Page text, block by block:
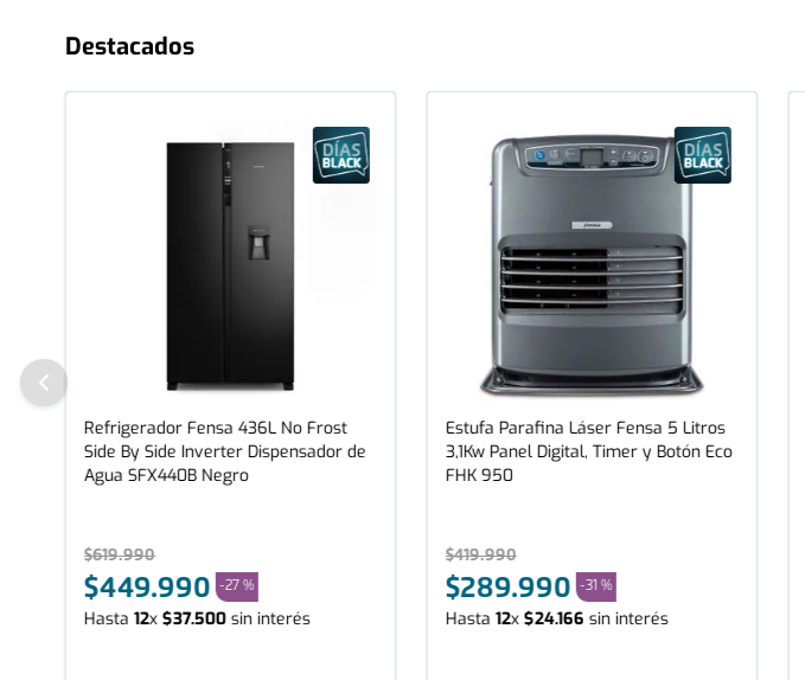
Destacados
Refrigerador Fensa 436L No Frost
Side By Side Inverter Dispensador de
Agua SFX440B Negro
$619.990
$449.990 -27 %
Hasta 12x $37.500sin interés
Estufa Parafina Láser Fensa 5 Litros
3,1Kw Panel Digital, Timer y Botón Eco
FHK 950
$419.990
$289.990 -31 %
Hasta 12x $24.166 sin interés